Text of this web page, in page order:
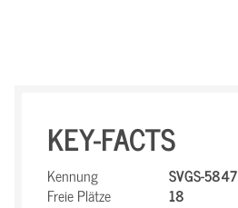
KEY-FACTS
Kennung
SVGS-5847
Freie Plätze
18